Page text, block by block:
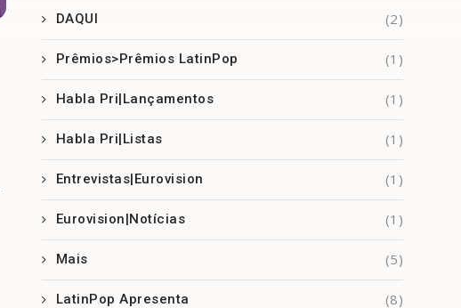
DAQUI (2)
Prêmios>Prêmios LatinPop (1)
Habla Pri|Lançamentos (1)
Habla Pri|Listas (1)
Entrevistas|Eurovision (1)
Eurovision|Notícias (1)
Mais (5)
LatinPop Apresenta (8)